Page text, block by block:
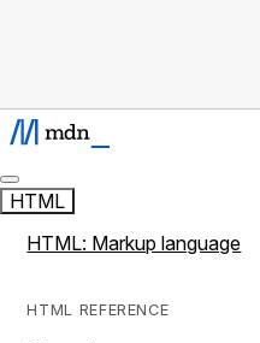
HTML
HTML: Markup language
HTML REFERENCE